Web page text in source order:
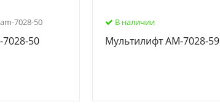
7028-50
50
В наличии
Мультилифт АМ-7028-59